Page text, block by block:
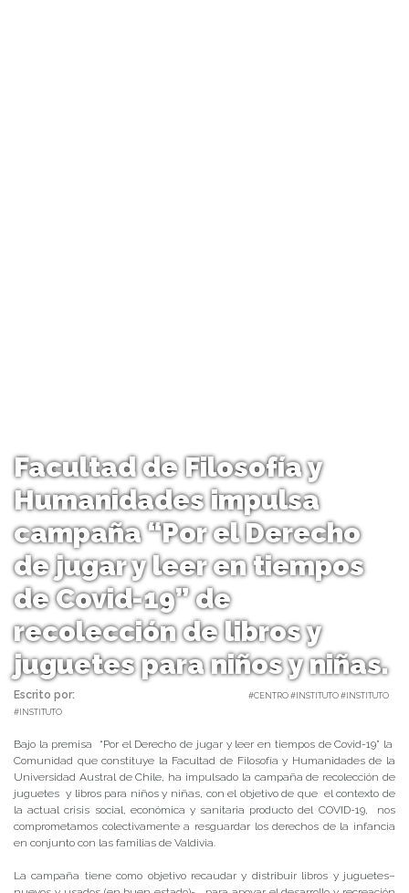
Facultad de Filosofía y
Humanidades impulsa
campaña “Por el Derecho
de jugar y leer en tiempos
de Covid-19” de
recolección de libros y
juguetes para niños y niñas.
Escrito por:
#CENTRO #INSTITUTO #INSTITUTO
#INSTITUTO
Bajo la premisa “Por el Derecho de jugar y leer en tiempos de Covid-19” la
Comunidad que constituye la Facultad de Filosofía y Humanidades de la
Universidad Austral de Chile, ha impulsado la campaña de recolección de
juguetes y libros para niños y niñas, con el objetivo de que el contexto de
la actual crisis social, económica y sanitaria producto del COVID-19, nos
comprometamos colectivamente a resguardar los derechos de la infancia
en conjunto con las familias de Valdivia.
La campaña tiene como objetivo recaudar y distribuir libros y juguetes–